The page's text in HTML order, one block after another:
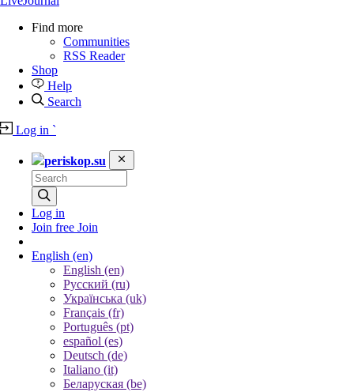
Find more
Communities
RSS Reader
Shop
Help
Search
Log in `
periskop.su
Log in
Join free Join
English (en)
English (en)
Русский (ru)
Українська (uk)
Français (fr)
Português (pt)
español (es)
Deutsch (de)
Italiano (it)
Беларуская (be)